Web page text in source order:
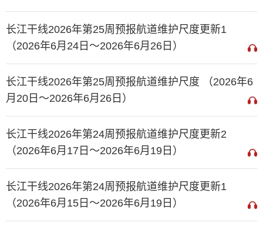
长江干线2026年第25周预报航道维护尺度更新1
（2026年6月24日～2026年6月26日）
长江干线2026年第25周预报航道维护尺度 （2026年6
月20日～2026年6月26日）
长江干线2026年第24周预报航道维护尺度更新2
（2026年6月17日～2026年6月19日）
长江干线2026年第24周预报航道维护尺度更新1
（2026年6月15日～2026年6月19日）